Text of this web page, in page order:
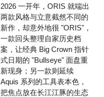
2026 一开年，ORIS 就端出
两款风格与立意截然不同的
新作，却意外地很 "ORIS"，
一款回头整理自家历史档
案，让经典 Big Crown 指针
式日期的 "Bullseye" 面盘重
新现身；另一款则延续
Aquis 系列的工具表本色，
把焦点放在长江江豚的生态